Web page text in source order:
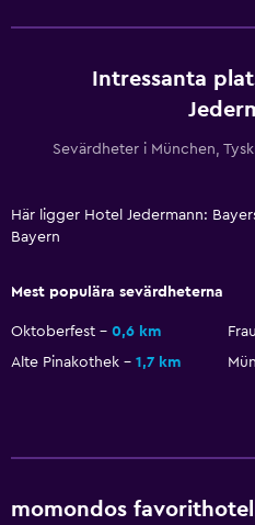
Tillgänglighet och lämplighet
Husdjur får medtagas vid
Rökning förbjuden
Sovrum
Uttag nära sängen
Intressanta
Sevärdheter i München,
Här ligger Hotel Jedermann:
Bayern
Mest populära sevärdheterna
Oktoberfest 0,6 km
Alte Pinakothek
1,7 km
momondos